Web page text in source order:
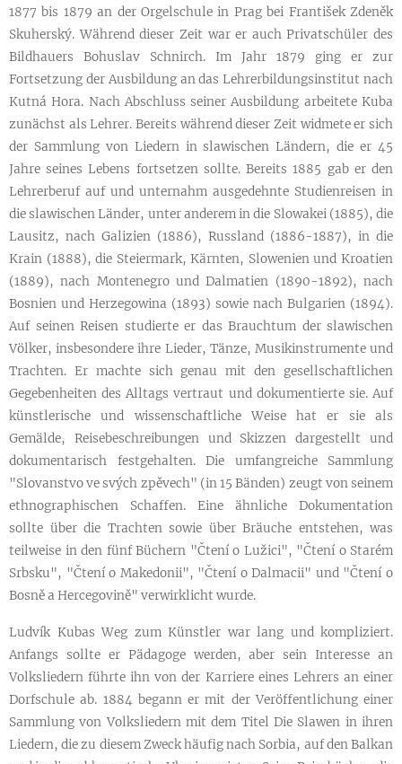
1877 bis 1879 an der Orgelschule in Prag bei František Zdeněk
Skuherský. Während dieser Zeit war er auch Privatschüler des
Bildhauers Bohuslav Schnirch. Im Jahr 1879 ging er zur
Fortsetzung der Ausbildung an das Lehrerbildungsinstitut nach
Kutná Hora. Nach Abschluss seiner Ausbildung arbeitete Kuba
zunächst als Lehrer. Bereits während dieser Zeit widmete er sich
der Sammlung von Liedern in slawischen Ländern, die er 45
Jahre seines Lebens fortsetzen sollte. Bereits 1885 gab er den
Lehrerberuf auf und unternahm ausgedehnte Studienreisen in
die slawischen Länder, unter anderem in die Slowakei (1885), die
Lausitz, nach Galizien (1886), Russland (1886-1887), in die
Krain (1888), die Steiermark, Kärnten, Slowenien und Kroatien
(1889), nach Montenegro und Dalmatien (1890-1892), nach
Bosnien und Herzegowina (1893) sowie nach Bulgarien (1894).
Auf seinen Reisen studierte er das Brauchtum der slawischen
Völker, insbesondere ihre Lieder, Tänze, Musikinstrumente und
Trachten. Er machte sich genau mit den gesellschaftlichen
Gegebenheiten des Alltags vertraut und dokumentierte sie. Auf
künstlerische und wissenschaftliche Weise hat er sie als
Gemälde, Reisebeschreibungen und Skizzen dargestellt und
dokumentarisch festgehalten. Die umfangreiche Sammlung
"Slovanstvo ve svých zpěvech" (in 15 Bänden) zeugt von seinem
ethnographischen Schaffen. Eine ähnliche Dokumentation
sollte über die Trachten sowie über Bräuche entstehen, was
teilweise in den fünf Büchern "Čtení o Lužici", "Čtení o Starém
Srbsku", "Čtení o Makedonii", "Čtení o Dalmacii" und "Čtení o
Bosně a Hercegovině" verwirklicht wurde.
Ludvík Kubas Weg zum Künstler war lang und kompliziert.
Anfangs sollte er Pädagoge werden, aber sein Interesse an
Volksliedern führte ihn von der Karriere eines Lehrers an einer
Dorfschule ab. 1884 begann er mit der Veröffentlichung einer
Sammlung von Volksliedern mit dem Titel Die Slawen in ihren
Liedern, die zu diesem Zweck häufig nach Sorbia, auf den Balkan